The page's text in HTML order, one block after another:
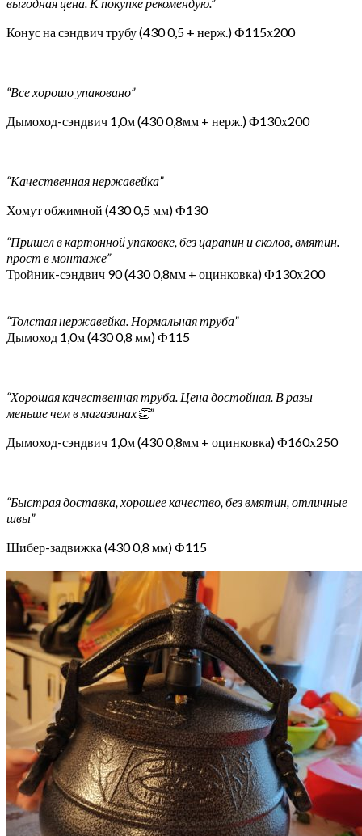
Конус на сэндвич трубу (430 0,5 + нерж.) Ф115х200
“Все хорошо упаковано”
Дымоход-сэндвич 1,0м (430 0,8мм + нерж.) Ф130х200
“Качественная нержавейка”
Хомут обжимной (430 0,5 мм) Ф130
“Пришел в картонной упаковке, без царапин и сколов, вмятин.
прост в монтаже”
Тройник-сэндвич 90 (430 0,8мм + оцинковка) Ф130х200
“Толстая нержавейка. Нормальная труба”
Дымоход 1,0м (430 0,8 мм) Ф115
“Хорошая качественная труба. Цена достойная. В разы
меньше чем в магазинах👏”
Дымоход-сэндвич 1,0м (430 0,8мм + оцинковка) Ф160х250
“Быстрая доставка, хорошее качество, без вмятин, отличные
швы”
Шибер-задвижка (430 0,8 мм) Ф115